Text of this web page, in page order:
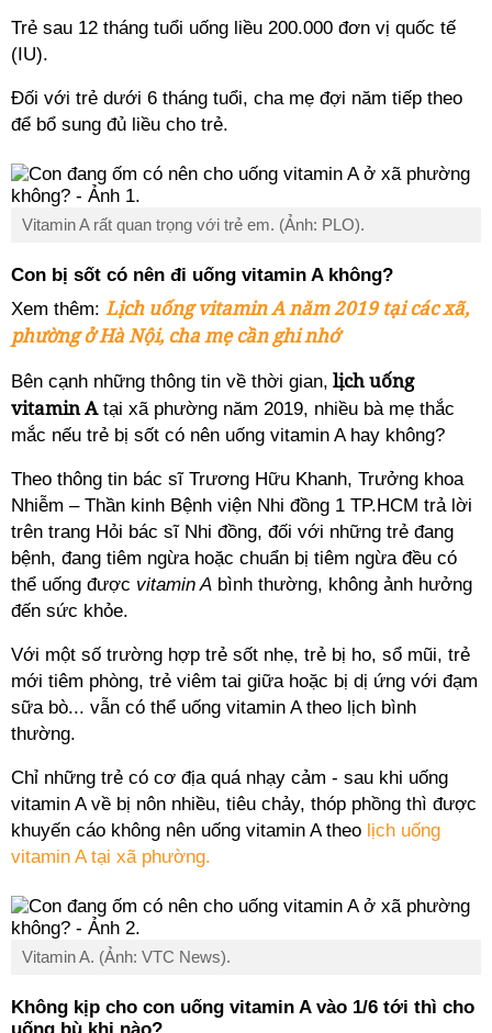
Trẻ sau 12 tháng tuổi uống liều 200.000 đơn vị quốc tế
(IU).
Đối với trẻ dưới 6 tháng tuổi, cha mẹ đợi năm tiếp theo
để bổ sung đủ liều cho trẻ.
Vitamin A rất quan trọng với trẻ em. (Ảnh: PLO).
Con bị sốt có nên đi uống vitamin A không?
Xem thêm: Lịch uống vitamin A năm 2019 tại các xã,
phường ở Hà Nội, cha mẹ cần ghi nhớ
Bên cạnh những thông tin về thời gian, lịch uống
vitamin Atại xã phường năm 2019, nhiều bà mẹ thắc
mắc nếu trẻ bị sốt có nên uống vitamin A hay không?
Theo thông tin bác sĩ Trương Hữu Khanh, Trưởng khoa
Nhiễm – Thần kinh Bệnh viện Nhi đồng 1 TP.HCM trả lời
trên trang Hỏi bác sĩ Nhi đồng, đối với những trẻ đang
bệnh, đang tiêm ngừa hoặc chuẩn bị tiêm ngừa đều có
thể uống được vitamin A bình thường, không ảnh hưởng
đến sức khỏe.
Với một số trường hợp trẻ sốt nhẹ, trẻ bị ho, sổ mũi, trẻ
mới tiêm phòng, trẻ viêm tai giữa hoặc bị dị ứng với đạm
sữa bò... vẫn có thể uống vitamin A theo lịch bình
thường.
Chỉ những trẻ có cơ địa quá nhạy cảm - sau khi uống
vitamin A về bị nôn nhiều, tiêu chảy, thóp phồng thì được
khuyến cáo không nên uống vitamin A theo lịch uống
vitamin A tại xã phường.
Vitamin A. (Ảnh: VTC News).
Không kịp cho con uống vitamin A vào 1/6 tới thì cho